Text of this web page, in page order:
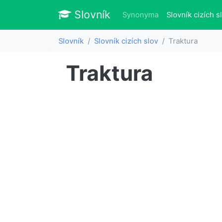
Slovník Slovník
Synonyma Slovník cizích
Slovník Slovník cizích slov Traktura
Traktura